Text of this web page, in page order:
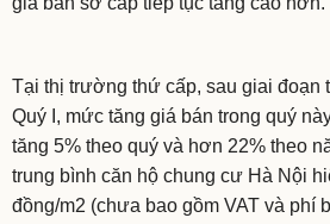
Tại thị trường thứ cấp, sau giai đoạn
Quý I, mức tăng giá bán trong quý
tăng 5% theo quý và hơn 22% theo
trung bình căn hộ chung cư Hà Nội
đồng/m2 (chưa bao gồm VAT và phí